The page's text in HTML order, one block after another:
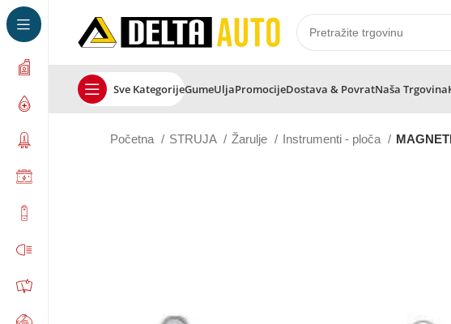
Sve KategorijeGumeUljaPromocijeDostava & PovratNaša Trgovina
Početna STRUJA Žarulje Instrumenti - ploča